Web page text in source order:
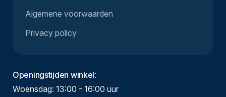
Algemene voorwaarden
Privacy policy
Openingstijden winkel:
Woensdag: 13:00 - 16:00 uur